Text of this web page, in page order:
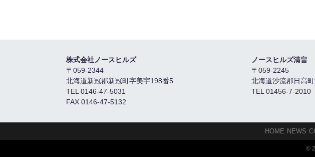
株式会社ノースヒルズ
〒059-2344
北海道新冠郡新冠町字美宇198番5
TEL 0146-47-5031
FAX 0146-47-5132
ノースヒルズ清畠
〒059-2245
北海道沙流郡日高
TEL 01456-7-2010
HOME NEWS
©